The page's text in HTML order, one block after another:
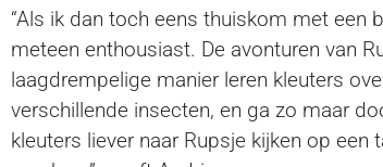
“Als ik dan toch eens thuiskom met
meteen enthousiast. De avonturen van
laagdrempelige manier leren kleuters
verschillende insecten, en ga zo maar
kleuters liever naar Rupsje kijken op